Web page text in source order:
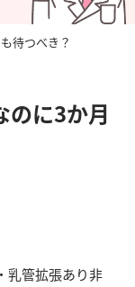
待つべき？
のに3か月
乳管拡張あり非